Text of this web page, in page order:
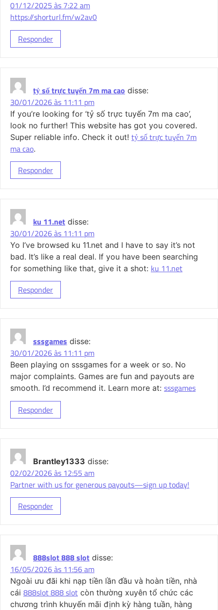
01/12/2025 às 7:22 am
https://shorturl.fm/w2av0
Responder
tỷ số trực tuyến 7m ma cao disse:
30/01/2026 às 11:11 pm
If you’re looking for ‘tỷ số trực tuyến 7m ma cao’,
look no further! This website has got you covered.
Super reliable info. Check it out! tỷ số trực tuyến 7m
ma cao.
Responder
ku 11.net disse:
30/01/2026 às 11:11 pm
Yo I’ve browsed ku 11.net and I have to say it’s not
bad. It’s like a real deal. If you have been searching
for something like that, give it a shot: ku 11.net
Responder
sssgames disse:
30/01/2026 às 11:11 pm
Been playing on sssgames for a week or so. No
major complaints. Games are fun and payouts are
smooth. I’d recommend it. Learn more at: sssgames
Responder
Brantley1333 disse:
02/02/2026 às 12:55 am
Partner with us for generous payouts—sign up today!
Responder
888slot 888 slot disse:
16/05/2026 às 11:56 am
Ngoài ưu đãi khi nạp tiền lần đầu và hoàn tiền, nhà
cái 888slot 888 slot còn thường xuyên tổ chức các
chương trình khuyến mãi định kỳ hàng tuần, hàng